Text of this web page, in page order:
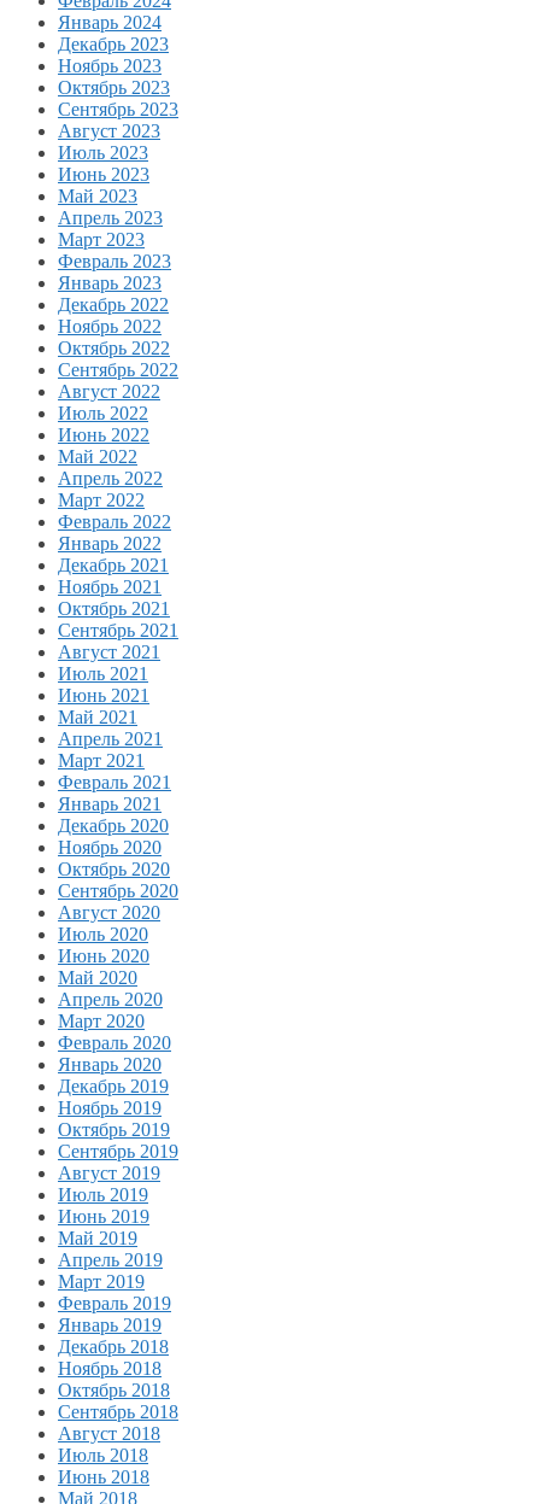
Январь 2024
Декабрь 2023
Ноябрь 2023
Октябрь 2023
Сентябрь 2023
Август 2023
Июль 2023
Июнь 2023
Май 2023
Апрель 2023
Март 2023
Февраль 2023
Январь 2023
Декабрь 2022
Ноябрь 2022
Октябрь 2022
Сентябрь 2022
Август 2022
Июль 2022
Июнь 2022
Май 2022
Апрель 2022
Март 2022
Февраль 2022
Январь 2022
Декабрь 2021
Ноябрь 2021
Октябрь 2021
Сентябрь 2021
Август 2021
Июль 2021
Июнь 2021
Май 2021
Апрель 2021
Март 2021
Февраль 2021
Январь 2021
Декабрь 2020
Ноябрь 2020
Октябрь 2020
Сентябрь 2020
Август 2020
Июль 2020
Июнь 2020
Май 2020
Апрель 2020
Март 2020
Февраль 2020
Январь 2020
Декабрь 2019
Ноябрь 2019
Октябрь 2019
Сентябрь 2019
Август 2019
Июль 2019
Июнь 2019
Май 2019
Апрель 2019
Март 2019
Февраль 2019
Январь 2019
Декабрь 2018
Ноябрь 2018
Октябрь 2018
Сентябрь 2018
Август 2018
Июль 2018
Июнь 2018
Май 2018